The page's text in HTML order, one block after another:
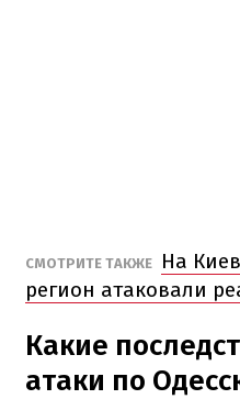
СМОТРИТЕ ТАКЖЕ
На
регион атаковали
Какие
атаки по